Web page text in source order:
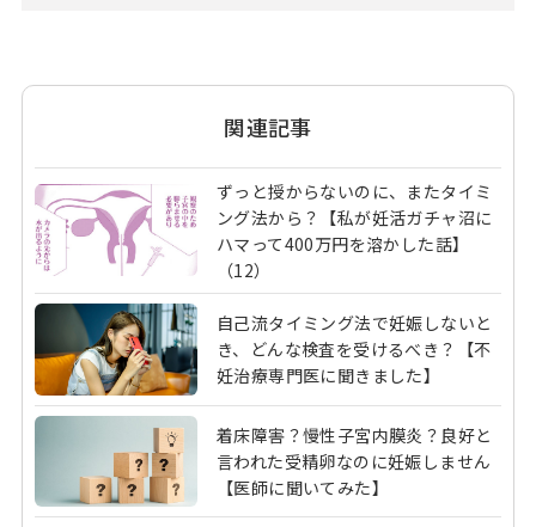
関連記事
ずっと授からないのに、またタイミ
ング法から？【私が妊活ガチャ沼に
ハマって400万円を溶かした話】
（12）
自己流タイミング法で妊娠しないと
き、どんな検査を受けるべき？【不
妊治療専門医に聞きました】
着床障害？慢性子宮内膜炎？良好と
言われた受精卵なのに妊娠しません
【医師に聞いてみた】